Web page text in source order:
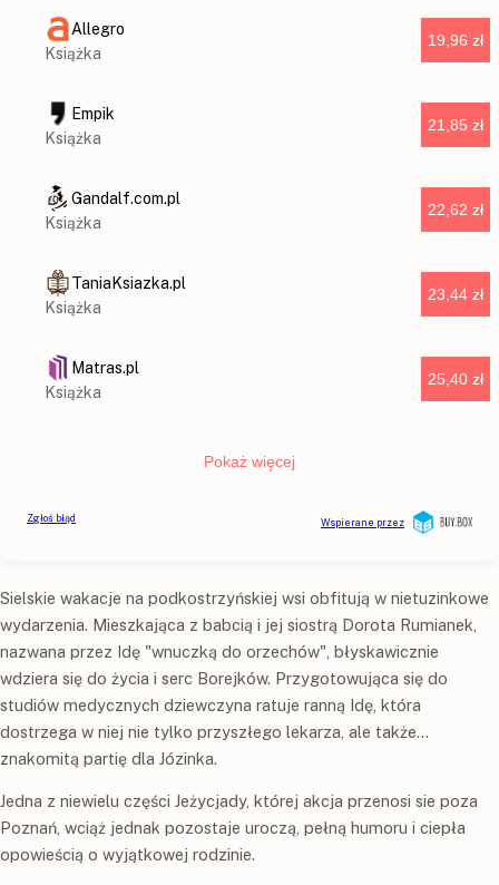
Sielskie wakacje na podkostrzyńskiej wsi obfitują w nietuzinkowe
wydarzenia. Mieszkająca z babcią i jej siostrą Dorota Rumianek,
nazwana przez Idę "wnuczką do orzechów", błyskawicznie
wdziera się do życia i serc Borejków. Przygotowująca się do
studiów medycznych dziewczyna ratuje ranną Idę, która
dostrzega w niej nie tylko przyszłego lekarza, ale także...
znakomitą partię dla Józinka.
Jedna z niewielu części Jeżycjady, której akcja przenosi sie poza
Poznań, wciąż jednak pozostaje uroczą, pełną humoru i ciepła
opowieścią o wyjątkowej rodzinie.